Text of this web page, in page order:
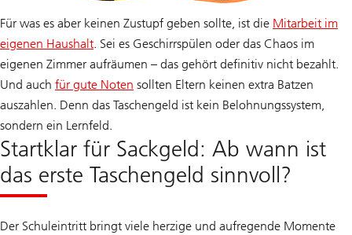
Für was es aber keinen Zustupf geben sollte, ist die Mitarbeit im
eigenen Haushalt. Sei es Geschirrspülen oder das Chaos im
eigenen Zimmer aufräumen – das gehört definitiv nicht bezahlt.
Und auch für gute Noten sollten Eltern keinen extra Batzen
auszahlen. Denn das Taschengeld ist kein Belohnungssystem,
sondern ein Lernfeld.
Startklar für Sackgeld: Ab wann ist
das erste Taschengeld sinnvoll?
Der Schuleintritt bringt viele herzige und aufregende Momente